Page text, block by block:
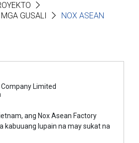
GUSALI
NOX ASEAN
Company Limited
ang Nox Asean Factory
kabuuang lupain na may sukat na